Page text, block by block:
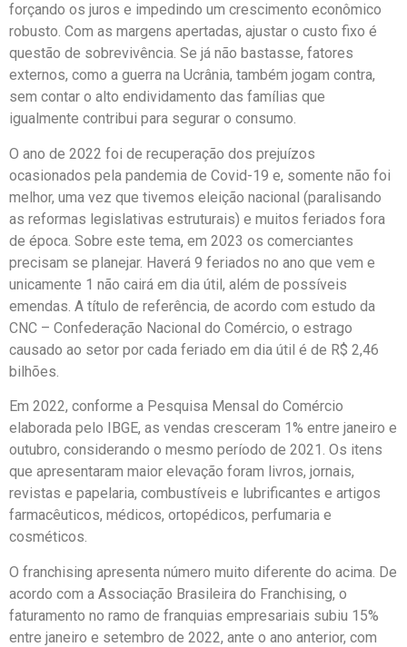
forçando os juros e impedindo um crescimento econômico
robusto. Com as margens apertadas, ajustar o custo fixo é
questão de sobrevivência. Se já não bastasse, fatores
externos, como a guerra na Ucrânia, também jogam contra,
sem contar o alto endividamento das famílias que
igualmente contribui para segurar o consumo.
O ano de 2022 foi de recuperação dos prejuízos
ocasionados pela pandemia de Covid-19 e, somente não foi
melhor, uma vez que tivemos eleição nacional (paralisando
as reformas legislativas estruturais) e muitos feriados fora
de época. Sobre este tema, em 2023 os comerciantes
precisam se planejar. Haverá 9 feriados no ano que vem e
unicamente 1 não cairá em dia útil, além de possíveis
emendas. A título de referência, de acordo com estudo da
CNC – Confederação Nacional do Comércio, o estrago
causado ao setor por cada feriado em dia útil é de R$ 2,46
bilhões.
Em 2022, conforme a Pesquisa Mensal do Comércio
elaborada pelo IBGE, as vendas cresceram 1% entre janeiro e
outubro, considerando o mesmo período de 2021. Os itens
que apresentaram maior elevação foram livros, jornais,
revistas e papelaria, combustíveis e lubrificantes e artigos
farmacêuticos, médicos, ortopédicos, perfumaria e
cosméticos.
O franchising apresenta número muito diferente do acima. De
acordo com a Associação Brasileira do Franchising, o
faturamento no ramo de franquias empresariais subiu 15%
entre janeiro e setembro de 2022, ante o ano anterior, com